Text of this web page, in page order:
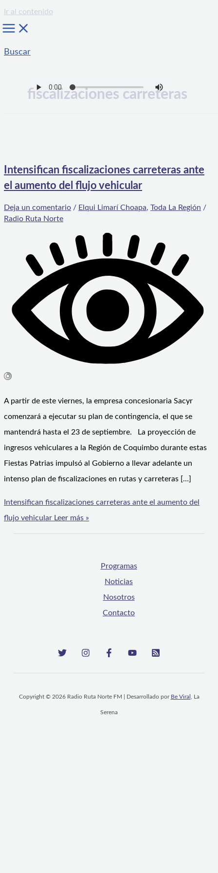
Ir al contenido
Buscar
fiscalizaciones carreteras
Intensifican fiscalizaciones carreteras ante
el aumento del flujo vehicular
Deja un comentario / Elqui Limarí Choapa, Toda La Región /
Radio Ruta Norte
A partir de este viernes, la empresa concesionaria Sacyr
comenzará a ejecutar su plan de contingencia, el que se
mantendrá hasta el 23 de septiembre. La proyección de
ingresos vehiculares a la Región de Coquimbo durante estas
Fiestas Patrias impulsó al Gobierno a llevar adelante un
intenso plan de fiscalizaciones en rutas y carreteras […]
Intensifican fiscalizaciones carreteras ante el aumento del
flujo vehicular Leer más »
Programas
Noticias
Nosotros
Contacto
Copyright © 2026 Radio Ruta Norte FM | Desarrollado por Be Viral , La
Serena